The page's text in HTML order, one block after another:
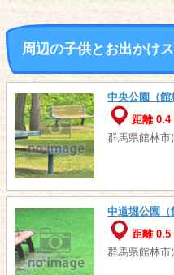
周辺の子供とお出かけ
中央公園（館
距離 0.4
群馬県館林市
中道堀公園（
距離 0.5
群馬県館林市